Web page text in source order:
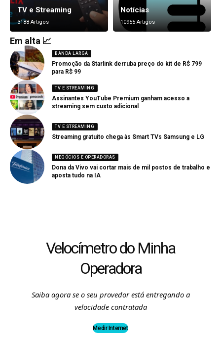
TV e Streaming
3188 Artigos
Notícias
10955 Artigos
Em alta 📈
BANDA LARGA
Promoção da Starlink derruba preço do kit de R$ 799
para R$ 99
TV E STREAMING
Assinantes YouTube Premium ganham acesso a
streaming sem custo adicional
TV E STREAMING
Streaming gratuito chega às Smart TVs Samsung e LG
NEGÓCIOS E OPERADORAS
Dona da Vivo vai cortar mais de mil postos de trabalho e
aposta tudo na IA
Velocímetro do Minha
Operadora
Saiba agora se o seu provedor está entregando a
velocidade contratada
Medir Internet